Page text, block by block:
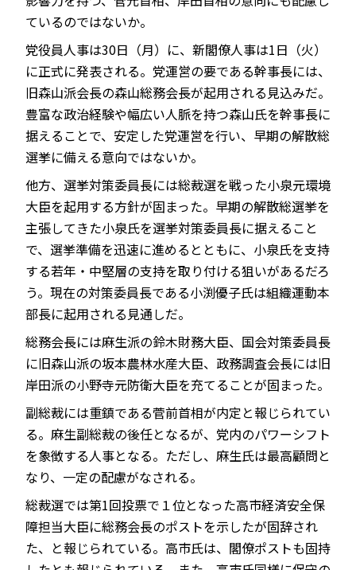
ているのではないか。
党役員人事は30日（月）に、新閣僚人事は1日（火）
に正式に発表される。党運営の要である幹事長には、
旧森山派会長の森山総務会長が起用される見込みだ。
豊富な政治経験や幅広い人脈を持つ森山氏を幹事長に
据えることで、安定した党運営を行い、早期の解散総
選挙に備える意向ではないか。
他方、選挙対策委員長には総裁選を戦った小泉元環境
大臣を起用する方針が固まった。早期の解散総選挙を
主張してきた小泉氏を選挙対策委員長に据えること
で、選挙準備を迅速に進めるとともに、小泉氏を支持
する若年・中堅層の支持を取り付ける狙いがあるだろ
う。現在の対策委員長である小渕優子氏は組織運動本
部長に起用される見通しだ。
総務会長には麻生派の鈴木財務大臣、国会対策委員長
に旧森山派の坂本農林水産大臣、政務調査会長には旧
岸田派の小野寺元防衛大臣を充てることが固まった。
副総裁には重鎮である菅前首相が内定と報じられてい
る。麻生副総裁の後任となるが、党内のパワーシフト
を象徴する人事となる。ただし、麻生氏は最高顧問と
なり、一定の配慮がなされる。
総裁選では第1回投票で１位となった高市経済安全保
障担当大臣に総務会長のポストを示したが固辞され
た、と報じられている。高市氏は、閣僚ポストも固持